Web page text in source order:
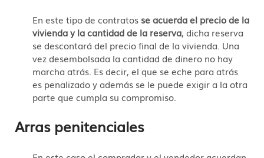
En este tipo de contratos se acuerda el precio de la
vivienda y la cantidad de la reserva, dicha reserva
se descontará del precio final de la vivienda. Una
vez desembolsada la cantidad de dinero no hay
marcha atrás. Es decir, el que se eche para atrás
es penalizado y además se le puede exigir a la otra
parte que cumpla su compromiso.
Arras penitenciales